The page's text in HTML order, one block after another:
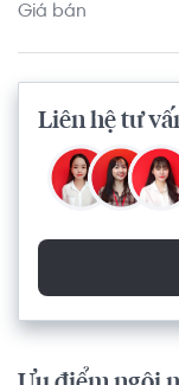
Giá bán
Liên hệ tư